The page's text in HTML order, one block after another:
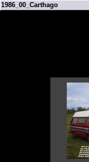
1986_00_Carthago